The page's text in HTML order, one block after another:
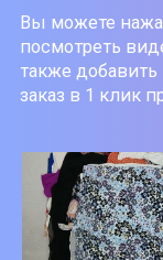
Вы можете
посмотреть
также
заказ в 1 клик